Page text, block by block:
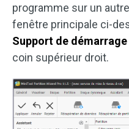
programme sur un
fenêtre principale ci-
Support de démarrage
coin supérieur droit.